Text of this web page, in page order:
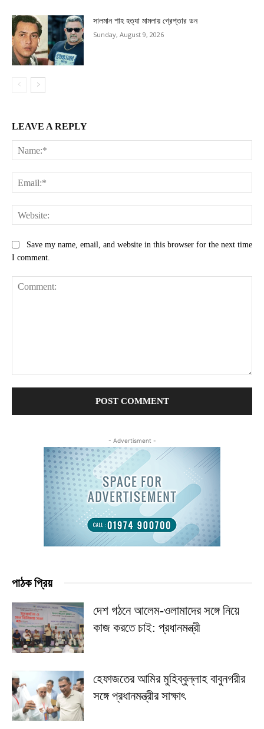
সালমান শাহ হত্যা মামলায় গ্রেপ্তার ডন
Sunday, August 9, 2026
LEAVE A REPLY
Save my name, email, and website in this browser for the next time
I comment.
- Advertisment -
পাঠক প্রিয়
দেশ গঠনে আলেম-ওলামাদের সঙ্গে নিয়ে
কাজ করতে চাই: প্রধানমন্ত্রী
হেফাজতের আমির মুহিব্বুল্লাহ বাবুনগরীর
সঙ্গে প্রধানমন্ত্রীর সাক্ষাৎ